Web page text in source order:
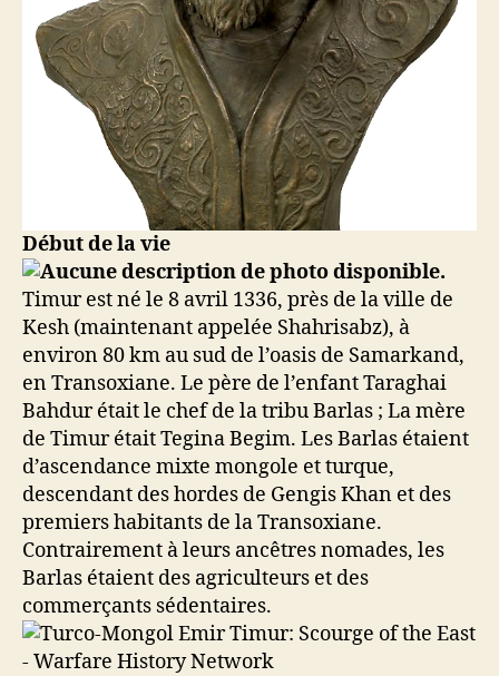
Début de la vie
Timur est né le 8 avril 1336, près de la ville de
Kesh (maintenant appelée Shahrisabz), à
environ 80 km au sud de l’oasis de Samarkand,
en Transoxiane. Le père de l’enfant Taraghai
Bahdur était le chef de la tribu Barlas ; La mère
de Timur était Tegina Begim. Les Barlas étaient
d’ascendance mixte mongole et turque,
descendant des hordes de Gengis Khan et des
premiers habitants de la Transoxiane.
Contrairement à leurs ancêtres nomades, les
Barlas étaient des agriculteurs et des
commerçants sédentaires.